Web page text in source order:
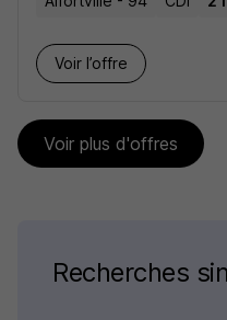
Voir l’offre
Voir plus d'offres
Recherches